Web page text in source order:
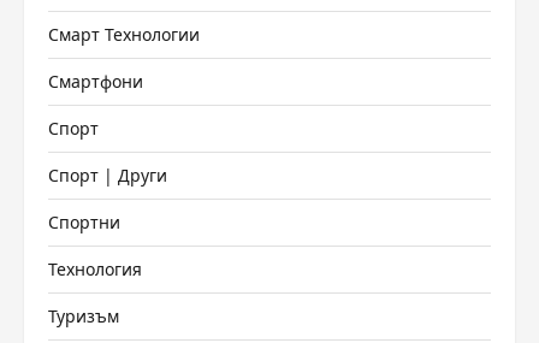
Смарт Технологии
Смартфони
Спорт
Спорт | Други
Спортни
Технология
Туризъм